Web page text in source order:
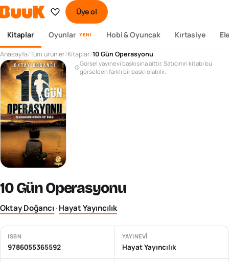
Üye ol
Kitaplar Oyunlar YENI Hobi & Oyuncak Kırtasiye
Anasayfa/Tüm ürünler/Kitaplar/10 Gün Operasyonu
Görsel yayınevi baskısına aittir. Satıcının kitabı bu
görselden farklı bir baskı olabilir.
10 Gün Operasyonu
Oktay Doğancı ·Hayat Yayıncılık
ISBN
9786055365592
YAYINEVI
Hayat Yayıncılık